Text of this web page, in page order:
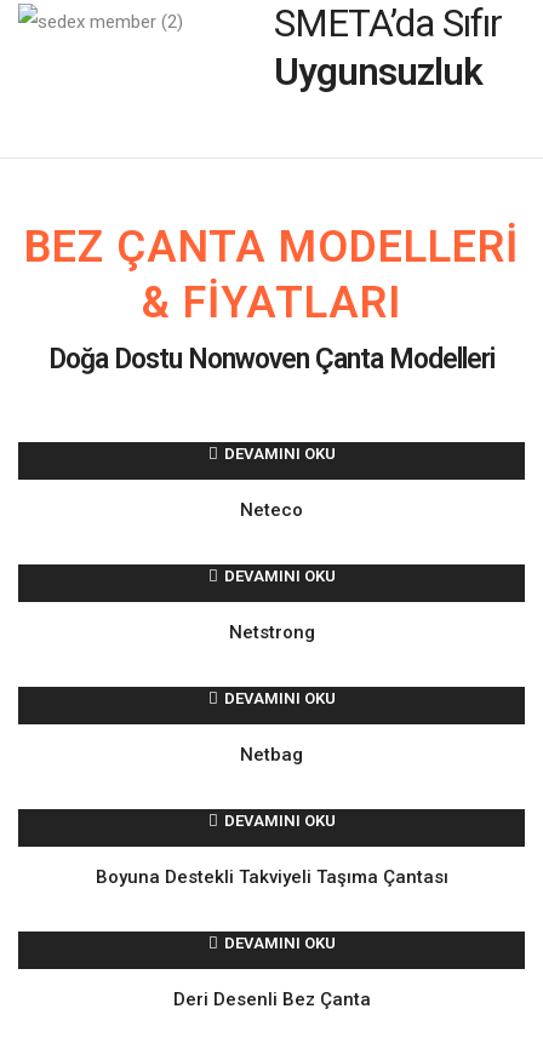
SMETA’da Sıfır
Uygunsuzluk
BEZ ÇANTA MODELLERI
& FIYATLARI
Doğa Dostu Nonwoven Çanta Modelleri
DEVAMINI OKU
Neteco
DEVAMINI OKU
Netstrong
DEVAMINI OKU
Netbag
DEVAMINI OKU
Boyuna Destekli Takviyeli Taşıma Çantası
DEVAMINI OKU
Deri Desenli Bez Çanta